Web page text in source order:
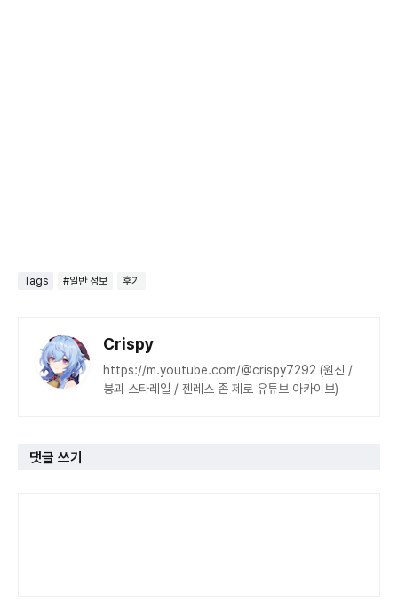
Tags #일반 정보 후기
Crispy
https://m.youtube.com/@crispy7292 (원신 /
붕괴 스타레일 / 젠레스 존 제로 유튜브 아카이브)
댓글 쓰기